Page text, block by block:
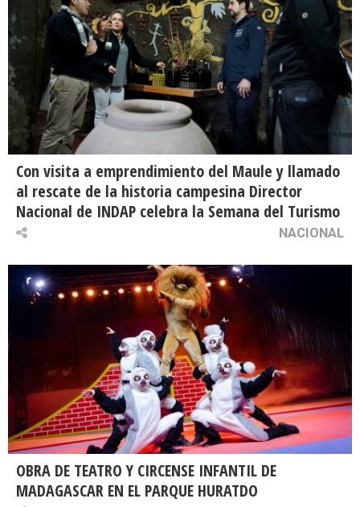
Con visita a emprendimiento del Maule y llamado
al rescate de la historia campesina Director
Nacional de INDAP celebra la Semana del Turismo
NACIONAL
OBRA DE TEATRO Y CIRCENSE INFANTIL DE
MADAGASCAR EN EL PARQUE HURATDO